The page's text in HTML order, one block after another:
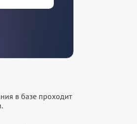
в базе проходит